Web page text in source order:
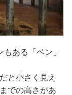
ある「ベン」
と小さく見え
での高さがあ